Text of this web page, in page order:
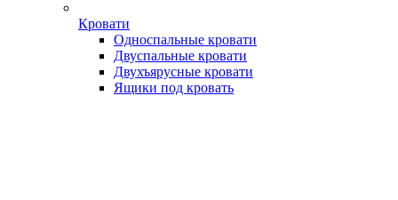
Кровати
Односпальные кровати
Двуспальные кровати
Двухъярусные кровати
Ящики под кровать